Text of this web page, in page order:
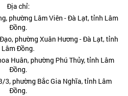
Địa chỉ:
phường Lâm Viên - Đà Lạt, tỉnh Lâm
Đồng.
phường Xuân Hương - Đà Lạt, tỉnh
Lâm Đồng.
Huân, phường Phú Thủy, tỉnh Lâm
Đồng.
3, phường Bắc Gia Nghĩa, tỉnh Lâm
Đồng.